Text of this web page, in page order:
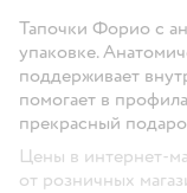
Тапочки Форио с
упаковке.
поддерживает
помогает в
прекрасный
Цены в интернет-
от розничных